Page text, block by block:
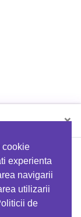
cookie
experienta
navigarii
utilizarii
de
×
codul